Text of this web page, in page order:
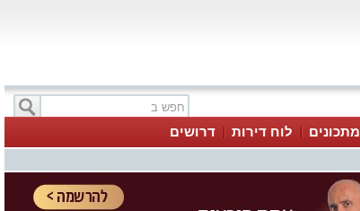
מתכונים לוח דירות דרושים